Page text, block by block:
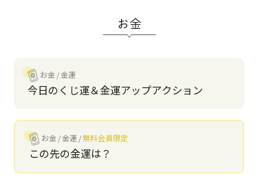
お金
お金 金運
今日のくじ運＆金運アップアクション
お金 金運 無料会員限定
この先の金運は？